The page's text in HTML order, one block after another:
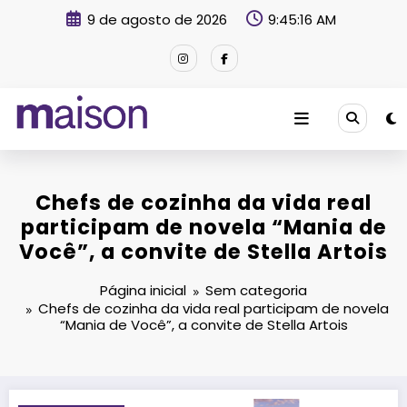
9 de agosto de 2026 9:45:17 AM
Revista Maison
Chefs de cozinha da vida real
participam de novela “Mania de
Você”, a convite de Stella Artois
Página inicial
Sem categoria
Chefs de cozinha da vida real participam de novela
“Mania de Você”, a convite de Stella Artois